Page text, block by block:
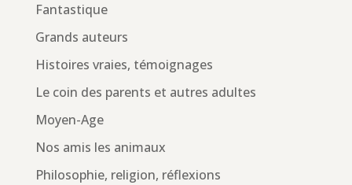
Fantastique
Grands auteurs
Histoires vraies, témoignages
Le coin des parents et autres adultes
Moyen-Age
Nos amis les animaux
Philosophie, religion, réflexions